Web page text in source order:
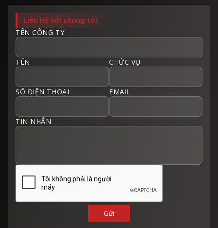
Liên hệ với chúng tôi
TÊN CÔNG TY
TÊN CHỨC VỤ
SỐ ĐIỆN THOẠI EMAIL
TIN NHẮN